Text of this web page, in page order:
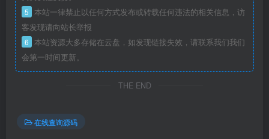
5 本站一律禁止以任何方式发布或转载任何违法的相关信息，访
客发现请向站长举报
6 本站资源大多存储在云盘，如发现链接失效，请联系我们我们
会第一时间更新。
THE END
在线查询源码